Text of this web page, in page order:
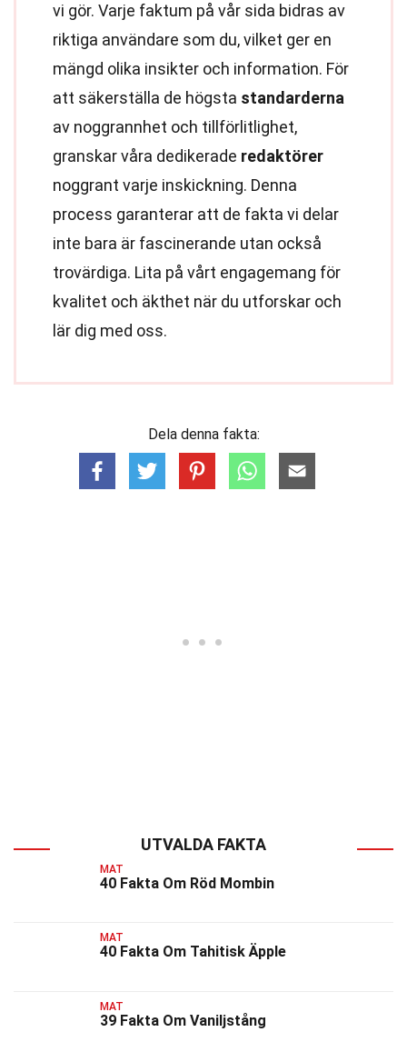
vi gör. Varje faktum på vår sida bidras av
riktiga användare som du, vilket ger en
mängd olika insikter och information. För
att säkerställa de högsta standarderna
av noggrannhet och tillförlitlighet,
granskar våra dedikerade redaktörer
noggrant varje inskickning. Denna
process garanterar att de fakta vi delar
inte bara är fascinerande utan också
trovärdiga. Lita på vårt engagemang för
kvalitet och äkthet när du utforskar och
lär dig med oss.
Dela denna fakta:
UTVALDA FAKTA
MAT
40 Fakta Om Röd Mombin
MAT
40 Fakta Om Tahitisk Äpple
MAT
39 Fakta Om Vaniljstång